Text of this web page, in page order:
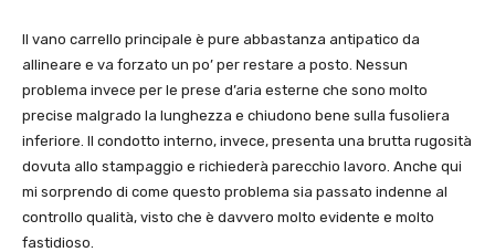
Il vano carrello principale è pure abbastanza antipatico da
allineare e va forzato un po’ per restare a posto. Nessun
problema invece per le prese d’aria esterne che sono molto
precise malgrado la lunghezza e chiudono bene sulla fusoliera
inferiore. Il condotto interno, invece, presenta una brutta rugosità
dovuta allo stampaggio e richiederà parecchio lavoro. Anche qui
mi sorprendo di come questo problema sia passato indenne al
controllo qualità, visto che è davvero molto evidente e molto
fastidioso.